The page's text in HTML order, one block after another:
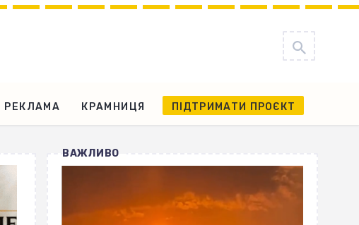
РЕКЛАМА КРАМНИЦЯ ПІДТРИМАТИ ПРОЄКТ
ВАЖЛИВО